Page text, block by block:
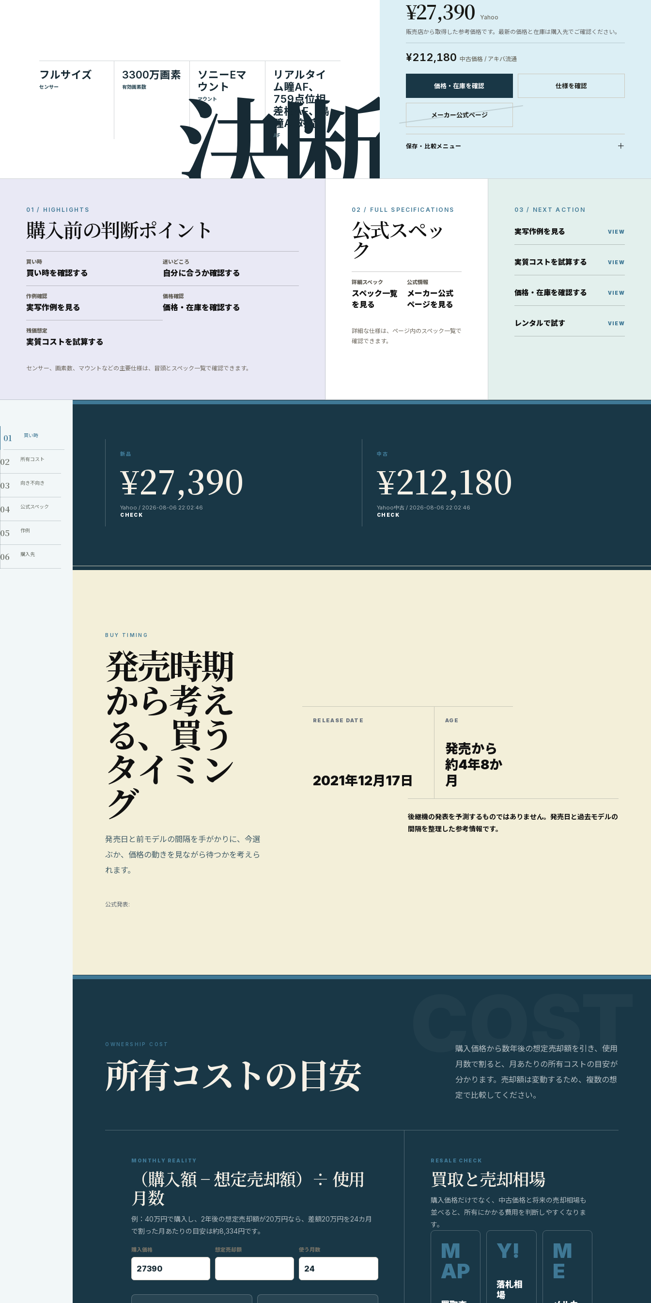
フルサイズ
センサー
3300万画素
有効画素数
ソニーEマ
ウント
マウント
リアルタイ
ム瞳AF、
759点位相
差検AF、鳥
瞳AF対応
AF
¥27,390
Yahoo
販売店から取得した参考価格です。最新の価格と在庫は購入先でご確認ください。
¥212,180 中古価格 / アキバ流通
価格・在庫を確認 仕様を確認
メーカー公式ページ
保存・比較メニュー
01 / HIGHLIGHTS
購入前の判断ポイント
買い時
買い時を確認する
迷いどころ
自分に合うか確認する
作例確認
実写作例を見る
価格確認
価格・在庫を確認する
残価想定
実質コストを試算する
センサー、画素数、マウントなどの主要仕様は、冒頭とスペック一覧で確認できます。
02 / FULL SPECIFICATIONS
公式スペッ
ク
詳細スペック
スペック一覧
を見る
公式情報
メーカー公式
ページを見る
詳細な仕様は、ページ内のスペック一覧で
確認できます。
03 / NEXT ACTION
実写作例を見る
実質コストを試算する
価格・在庫を確認する
レンタルで試す
01 買い時
02 所有コスト
03 向き不向き
04 公式スペック
05 作例
06 購入先
新品
¥27,390
Yahoo / 2026-08-06 22:02:46
CHECK
中古
¥212,180
Yahoo中古 / 2026-08-06 22:02:46
CHECK
BUY TIMING
発売時期
から考え
る、 買う
タイ ミ ン
グ
発売日と前モデルの間隔を手がかりに、今選
ぶか、価格の動きを見ながら待つかを考えら
れます。
公式発表:
RELEASE DATE
2021年12月17日
AGE
発売から
約4年8か
月
後継機の発表を予測するものではありません。発売日と過去モデルの
間隔を整理した参考情報です。
OWNERSHIP COST
所有コス トの目安
購入価格から数年後の想定売却額を引き、使用
月数で割ると、月あたりの所有コストの目安が
分かります。売却額は変動するため、複数の想
定で比較してください。
MONTHLY REALITY
（購入額 − 想定売却額）÷ 使用
月数
例：40万円で購入し、2年後の想定売却額が20万円なら、差額20万円を24カ月
で割った月あたりの目安は約8,334円です。
購入価格 想定売却額 使う月数
RESALE CHECK
買取と売却相場
購入価格だけでなく、中古価格と将来の売却相場も
並べると、所有にかかる費用を判断しやすくなりま
す。
落札相
場